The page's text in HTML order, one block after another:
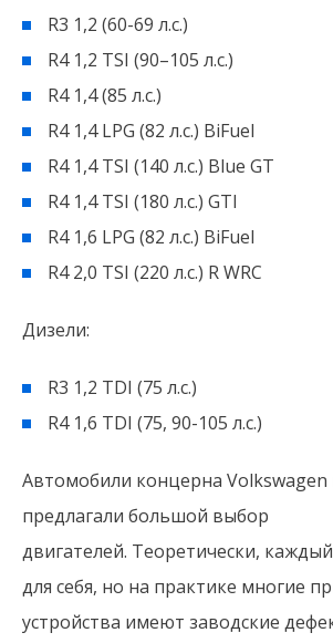
R3 1,2 (60-69 л.с.)
R4 1,2 TSI (90–105 л.с.)
R4 1,4 (85 л.с.)
R4 1,4 LPG (82 л.с.) BiFuel
R4 1,4 TSI (140 л.с.) Blue GT
R4 1,4 TSI (180 л.с.) GTI
R4 1,6 LPG (82 л.с.) BiFuel
R4 2,0 ​​TSI (220 л.с.) R WRC
Дизели:
R3 1,2 TDI (75 л.с.)
R4 1,6 TDI (75, 90-105 л.с.)
Автомобили концерна Volkswagen
предлагали большой выбор
двигателей. Теоретически,
для себя, но на практике многие
устройства имеют заводские